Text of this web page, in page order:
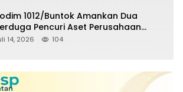
1012/Buntok Amankan Dua
Pencuri Aset Perusahaan
Satgas PKH, Satu Paket Diduga
14, 2026 104